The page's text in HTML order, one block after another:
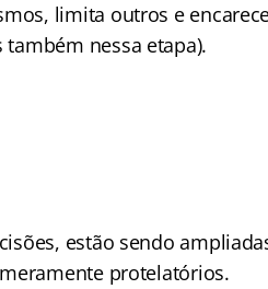
limita outros e
nessa etapa).
estão sendo
protelatórios.